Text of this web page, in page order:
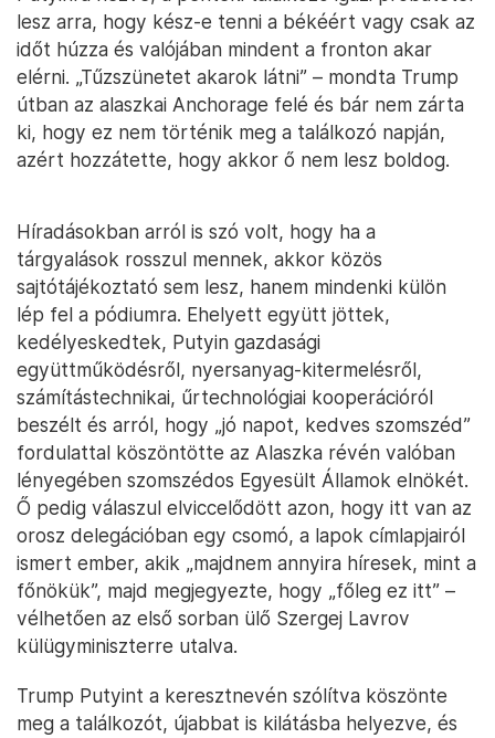
lesz arra, hogy kész-e tenni a békéért vagy csak az
időt húzza és valójában mindent a fronton akar
elérni. „Tűzszünetet akarok látni” – mondta Trump
útban az alaszkai Anchorage felé és bár nem zárta
ki, hogy ez nem történik meg a találkozó napján,
azért hozzátette, hogy akkor ő nem lesz boldog.
Híradásokban arról is szó volt, hogy ha a
tárgyalások rosszul mennek, akkor közös
sajtótájékoztató sem lesz, hanem mindenki külön
lép fel a pódiumra. Ehelyett együtt jöttek,
kedélyeskedtek, Putyin gazdasági
együttműködésről, nyersanyag-kitermelésről,
számítástechnikai, űrtechnológiai kooperációról
beszélt és arról, hogy „jó napot, kedves szomszéd”
fordulattal köszöntötte az Alaszka révén valóban
lényegében szomszédos Egyesült Államok elnökét.
Ő pedig válaszul elviccelődött azon, hogy itt van az
orosz delegációban egy csomó, a lapok címlapjairól
ismert ember, akik „majdnem annyira híresek, mint a
főnökük”, majd megjegyezte, hogy „főleg ez itt” –
vélhetően az első sorban ülő Szergej Lavrov
külügyminiszterre utalva.
Trump Putyint a keresztnevén szólítva köszönte
meg a találkozót, újabbat is kilátásba helyezve, és